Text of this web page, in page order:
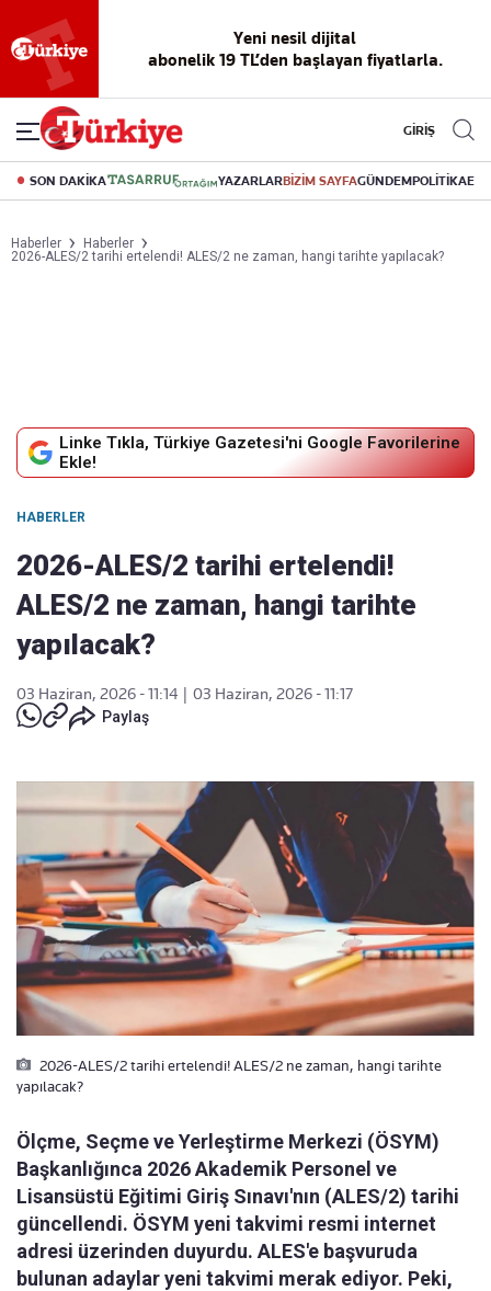
okuma
deneyimi
dijital arşiv
Akıllı haber
asistanı
Eski gazeteleri
indirme
canlı soru
cevap
GİRİŞ
SON DAKİKA YAZARLARBİZİM SAYFAGÜNDEMPOLİTİKA
Haberler
Haberler
2026-ALES/2 tarihi ertelendi! ALES/2 ne zaman, hangi tarihte yapılacak?
Linke Tıkla, Türkiye Gazetesi'ni Google Favorilerine
Ekle!
HABERLER
2026-ALES/2 tarihi ertelendi!
ALES/2 ne zaman, hangi tarihte
yapılacak?
03 Haziran, 2026 - 11:14
03 Haziran, 2026 - 11:17
Paylaş
2026-ALES/2 tarihi ertelendi! ALES/2 ne zaman, hangi tarihte
yapılacak?
Ölçme, Seçme ve Yerleştirme Merkezi (ÖSYM)
Başkanlığınca 2026 Akademik Personel ve
Lisansüstü Eğitimi Giriş Sınavı'nın (ALES/2) tarihi
güncellendi. ÖSYM yeni takvimi resmi internet
adresi üzerinden duyurdu. ALES'e başvuruda
bulunan adaylar yeni takvimi merak ediyor. Peki,